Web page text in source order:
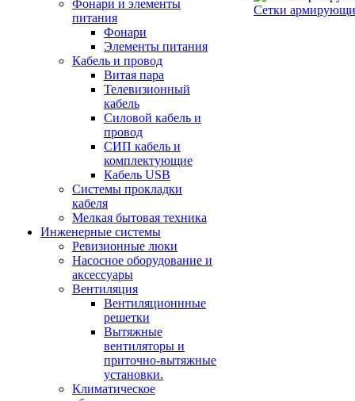
Фонари и элементы
питания
Фонари
Элементы питания
Кабель и провод
Витая пара
Телевизионный
кабель
Силовой кабель и
провод
СИП кабель и
комплектующие
Кабель USB
Системы прокладки
кабеля
Мелкая бытовая техника
Инженерные системы
Ревизионные люки
Насосное оборудование и
аксессуары
Вентиляция
Вентиляционнные
решетки
Вытяжные
вентиляторы и
приточно-вытяжные
установки.
Климатическое
Сетки